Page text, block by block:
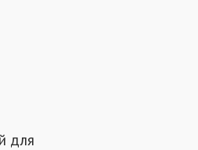
для